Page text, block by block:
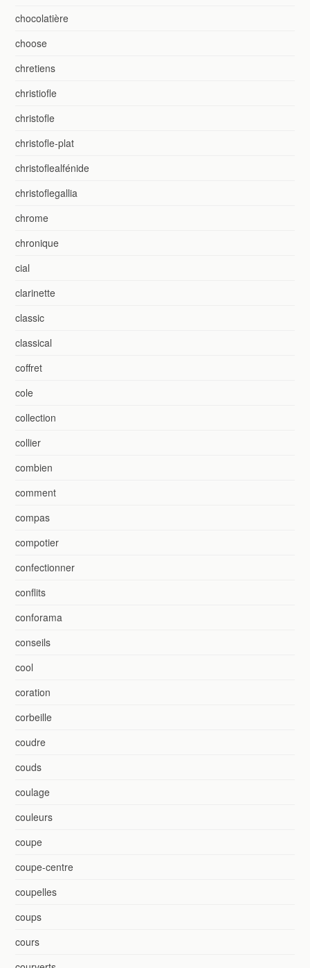
chocolatière
choose
chretiens
christiofle
christofle
christofle-plat
christoflealfénide
christoflegallia
chrome
chronique
cial
clarinette
classic
classical
coffret
cole
collection
collier
combien
comment
compas
compotier
confectionner
conflits
conforama
conseils
cool
coration
corbeille
coudre
couds
coulage
couleurs
coupe
coupe-centre
coupelles
coups
cours